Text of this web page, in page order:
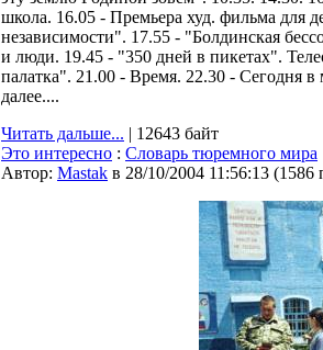
школа. 16.05 - Премьера худ. фильма для
независимости". 17.55 - "Болдинская
и люди. 19.45 - "350 дней в пикетах".
палатка". 21.00 - Время. 22.30 - Сегодня в
далее....
Читать дальше... | 12643 байт
Это интересно : Словарь тюремного мира
Автор: Мastak в 28/10/2004 11:56:13 (1586